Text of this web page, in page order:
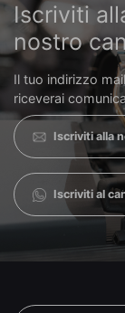
Iscriviti
nostro
Il tuo indirizzo
riceverai
Iscriviti alla
Iscriviti al